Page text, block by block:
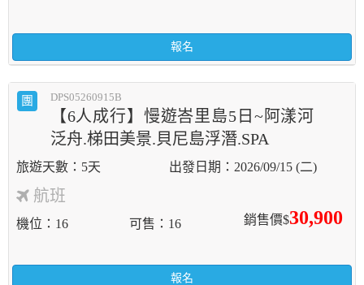
報名
團 DPS05260915B
【6人成行】慢遊峇里島5日~阿漾河
泛舟.梯田美景.貝尼島浮潛.SPA
5天 2026/09/15 (二)
航班
銷售價$30,900
機位 16 可售 16
報名